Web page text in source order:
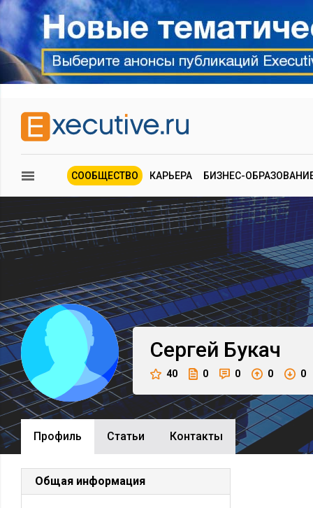
СООБЩЕСТВО КАРЬЕРА БИЗНЕС-
Сергей Букач
40 0 0 0 0
Профиль Cтатьи Контакты
Общая информация